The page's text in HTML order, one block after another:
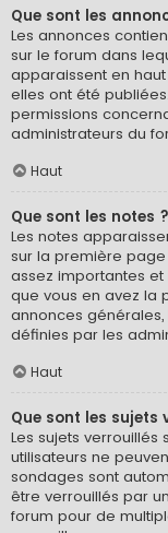
Que sont les
Les annonces
sur le forum dans
apparaissent en
elles ont été
permissions
administrateurs du
Haut
Que sont les notes ?
Les notes
sur la première
assez importantes
que vous en avez la
annonces
définies par les
Haut
Que sont les sujets
Les sujets verrouillés
utilisateurs ne
sondages sont
être verrouillés par
forum pour de